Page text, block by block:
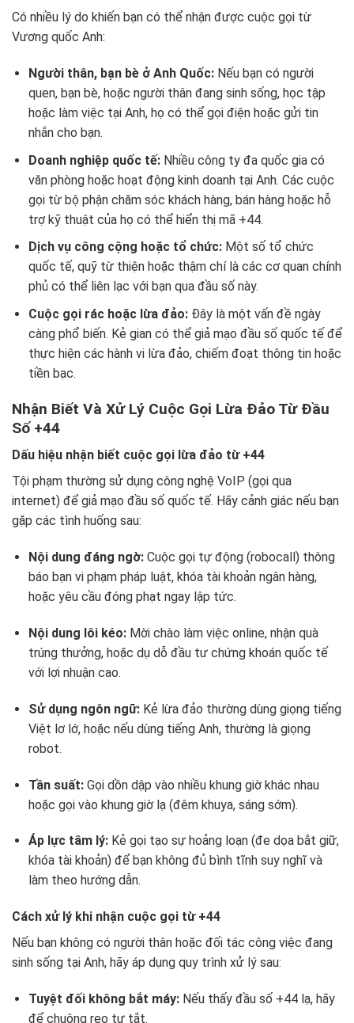
Có nhiều lý do khiến bạn có thể nhận được cuộc gọi từ
Vương quốc Anh:
Người thân, bạn bè ở Anh Quốc:Nếu bạn có người
quen, bạn bè, hoặc người thân đang sinh sống, học tập
hoặc làm việc tại Anh, họ có thể gọi điện hoặc gửi tin
nhắn cho bạn.
Doanh nghiệp quốc tế:Nhiều công ty đa quốc gia có
văn phòng hoặc hoạt động kinh doanh tại Anh. Các cuộc
gọi từ bộ phận chăm sóc khách hàng, bán hàng hoặc hỗ
trợ kỹ thuật của họ có thể hiển thị mã +44.
Dịch vụ công cộng hoặc tổ chức:Một số tổ chức
quốc tế, quỹ từ thiện hoặc thậm chí là các cơ quan chính
phủ có thể liên lạc với bạn qua đầu số này.
Cuộc gọi rác hoặc lừa đảo:Đây là một vấn đề ngày
càng phổ biến. Kẻ gian có thể giả mạo đầu số quốc tế để
thực hiện các hành vi lừa đảo, chiếm đoạt thông tin hoặc
tiền bạc.
Nhận Biết Và Xử Lý Cuộc Gọi Lừa Đảo Từ Đầu
Số +44
Dấu hiệu nhận biết cuộc gọi lừa đảo từ +44
Tội phạm thường sử dụng công nghệ VoIP (gọi qua
internet) để giả mạo đầu số quốc tế. Hãy cảnh giác nếu bạn
gặp các tình huống sau:
Nội dung đáng ngờ:Cuộc gọi tự động (robocall) thông
báo bạn vi phạm pháp luật, khóa tài khoản ngân hàng,
hoặc yêu cầu đóng phạt ngay lập tức.
Nội dung lôi kéo:Mời chào làm việc online, nhận quà
trúng thưởng, hoặc dụ dỗ đầu tư chứng khoán quốc tế
với lợi nhuận cao.
Sử dụng ngôn ngữ:Kẻ lừa đảo thường dùng giọng tiếng
Việt lơ lớ, hoặc nếu dùng tiếng Anh, thường là giọng
robot.
Tần suất:Gọi dồn dập vào nhiều khung giờ khác nhau
hoặc gọi vào khung giờ lạ (đêm khuya, sáng sớm).
Áp lực tâm lý:Kẻ gọi tạo sự hoảng loạn (đe dọa bắt giữ,
khóa tài khoản) để bạn không đủ bình tĩnh suy nghĩ và
làm theo hướng dẫn.
Cách xử lý khi nhận cuộc gọi từ +44
Nếu bạn không có người thân hoặc đối tác công việc đang
sinh sống tại Anh, hãy áp dụng quy trình xử lý sau:
Tuyệt đối không bắt máy:Nếu thấy đầu số +44 lạ, hãy
để chuông reo tự tắt.